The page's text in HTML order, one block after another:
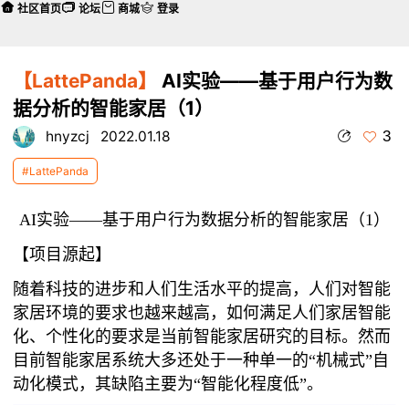
【LattePanda】
AI实验——基于用户行为数
据分析的智能家居（1）
hnyzcj 2022.01.18 3
#LattePanda
AI实验——基于用户行为数据分析的智能家居（1）
【项目源起】
随着科技的进步和人们生活水平的提高，人们对智能
家居环境的要求也越来越高，如何满足人们家居智能
化、个性化的要求是当前智能家居研究的目标。然而
目前智能家居系统大多还处于一种单一的“机械式”自
动化模式，其缺陷主要为“智能化程度低”。
社区首页 论坛 商城 登录